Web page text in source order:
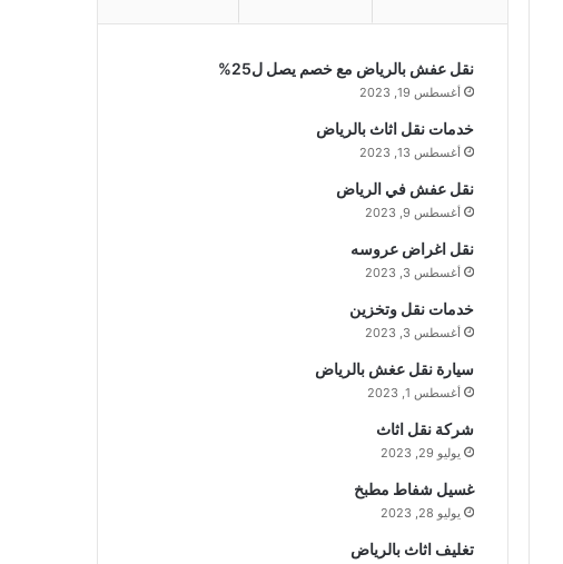
نقل عفش بالرياض مع خصم يصل ل25%
أغسطس 19, 2023
خدمات نقل اثاث بالرياض
أغسطس 13, 2023
نقل عفش في الرياض
أغسطس 9, 2023
نقل اغراض عروسه
أغسطس 3, 2023
خدمات نقل وتخزين
أغسطس 3, 2023
سيارة نقل عغش بالرياض
أغسطس 1, 2023
شركة نقل اثاث
يوليو 29, 2023
غسيل شفاط مطبخ
يوليو 28, 2023
تغليف اثاث بالرياض